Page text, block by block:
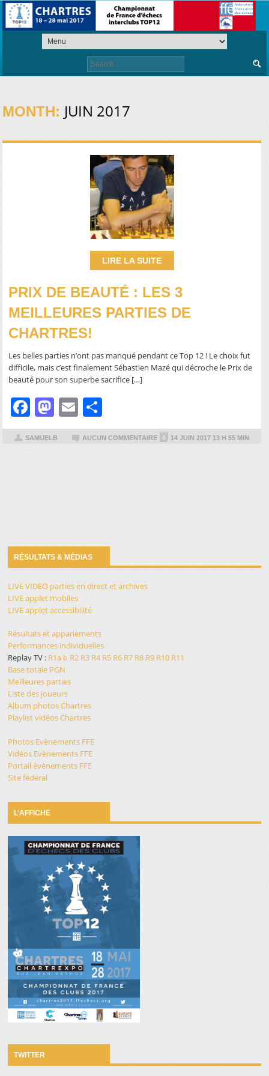
Search
for:
MONTH: JUIN 2017
LIRE LA SUITE
PRIX DE BEAUTÉ : LES 3
MEILLEURES PARTIES DE
CHARTRES!
Les belles parties n’ont pas manqué pendant ce Top 12 ! Le choix fut
difficile, mais c’est finalement Sébastien Mazé qui décroche le Prix de
beauté pour son superbe sacrifice […]
FacebookMastodonEmail
SAMUELB AUCUN COMMENTAIRE 14 JUIN 2017 13 H 55 MIN
RÉSULTATS & MÉDIAS
LIVE VIDEO parties en direct et archives
LIVE applet mobiles
LIVE applet accessibilité
Résultats et appariements
Performances individuelles
Replay TV : R1a b R2 R3 R4 R5 R6 R7 R8 R9 R10 R11
Base totale PGN
Meilleures parties
Liste des joueurs
Album photos Chartres
Playlist vidéos Chartres
Photos Evènements FFE
Vidéos Evènements FFE
Portail évènements FFE
Site fédéral
L’AFFICHE
TWITTER